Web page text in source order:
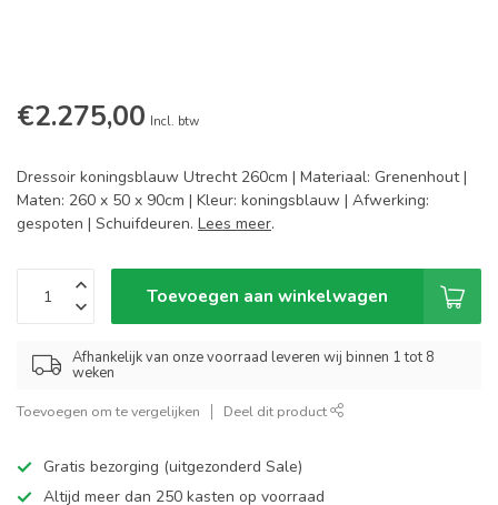
€2.275,00 Incl. btw
Dressoir koningsblauw Utrecht 260cm | Materiaal: Grenenhout |
Maten: 260 x 50 x 90cm | Kleur: koningsblauw | Afwerking:
gespoten | Schuifdeuren. Lees meer.
Toevoegen aan winkelwagen
Afhankelijk van onze voorraad leveren wij binnen 1 tot 8
weken
Toevoegen om te vergelijken Deel dit product
Gratis bezorging (uitgezonderd Sale)
Altijd meer dan 250 kasten op voorraad